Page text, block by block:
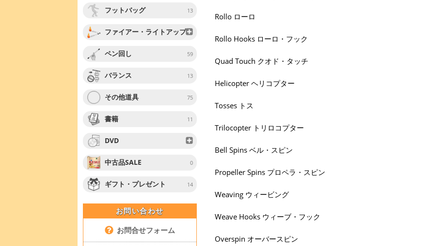
フットバッグ 13
ファイアー・ライトアップ
ペン回し 59
バランス 13
その他道具 75
書籍 11
DVD
中古品SALE 0
ギフト・プレゼント 14
お問い合わせ
お問合せフォーム
Rollo ローロ
Rollo Hooks ローロ・フック
Quad Touch クオド・タッチ
Helicopter ヘリコプター
Tosses トス
Trilocopter トリロコプター
Bell Spins ベル・スピン
Propeller Spins プロペラ・スピン
Weaving ウィービング
Weave Hooks ウィーブ・フック
Overspin オーバースピン